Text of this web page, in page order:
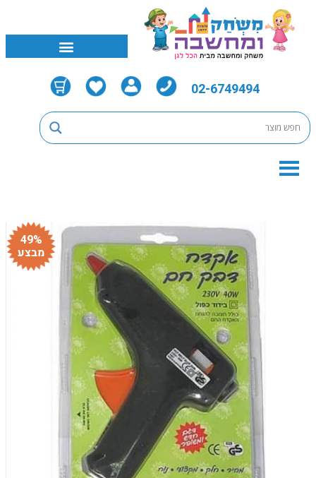
02-6749494
49%
מבצע